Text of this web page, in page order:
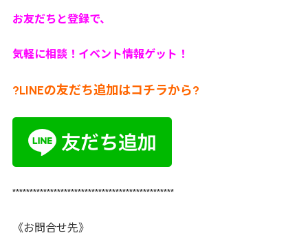
お友だちと登録で、
気軽に相談！イベント情報ゲット！
?LINEの友だち追加はコチラから?
***********************************************
《お問合せ先》